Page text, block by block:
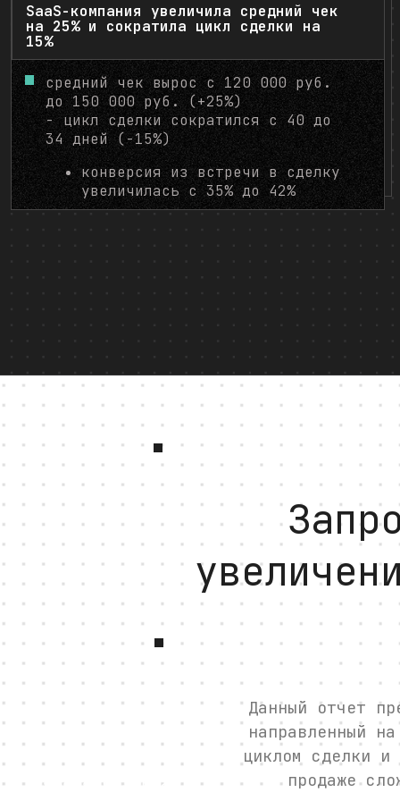
Получение списка ИНН
средний чек вырос с 120 000 руб.
до 150 000 руб. (+25%)
- цикл сделки сократился с 40 до
34 дней (-15%)
конверсия из встречи в сделку
увеличилась с 35% до 42%
SaaS-компания увеличила средний чек
на 25% и сократила цикл сделки на
15%
Данный отчет
направленный
циклом сделки
продаже
Задача бизнеса